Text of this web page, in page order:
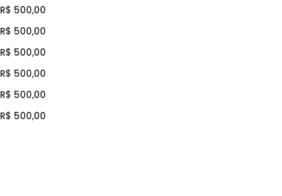
R$ 500,00
R$ 500,00
R$ 500,00
R$ 500,00
R$ 500,00
R$ 500,00